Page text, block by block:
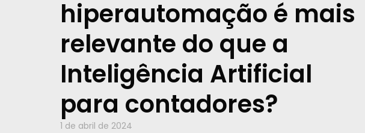
hiperautomação é mais
relevante do que a
Inteligência Artificial
para contadores?
1 de abril de 2024